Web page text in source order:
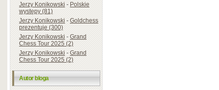
Jerzy Konikowski-Polskie
występy (81)
Jerzy Konikowski-Goldchess
prezentuje (300)
Jerzy Konikowski-Grand
Chess Tour 2025 (2)
Jerzy Konikowski-Grand
Chess Tour 2025 (2)
Autor bloga